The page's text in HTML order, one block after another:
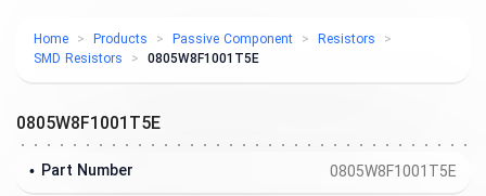
Home Products Passive Component
Resistors
SMD Resistors
0805W8F1001T5E
0805W8F1001T5E
0805W8F1001T5E
Part Number